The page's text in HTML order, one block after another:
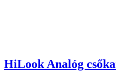
HiLook Analóg